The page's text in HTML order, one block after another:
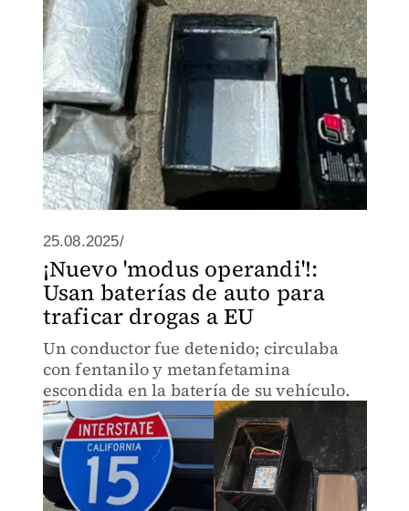
25.08.2025/
¡Nuevo 'modus operandi'!:
Usan baterías de auto para
traficar drogas a EU
Un conductor fue detenido; circulaba
con fentanilo y metanfetamina
escondida en la batería de su vehículo.